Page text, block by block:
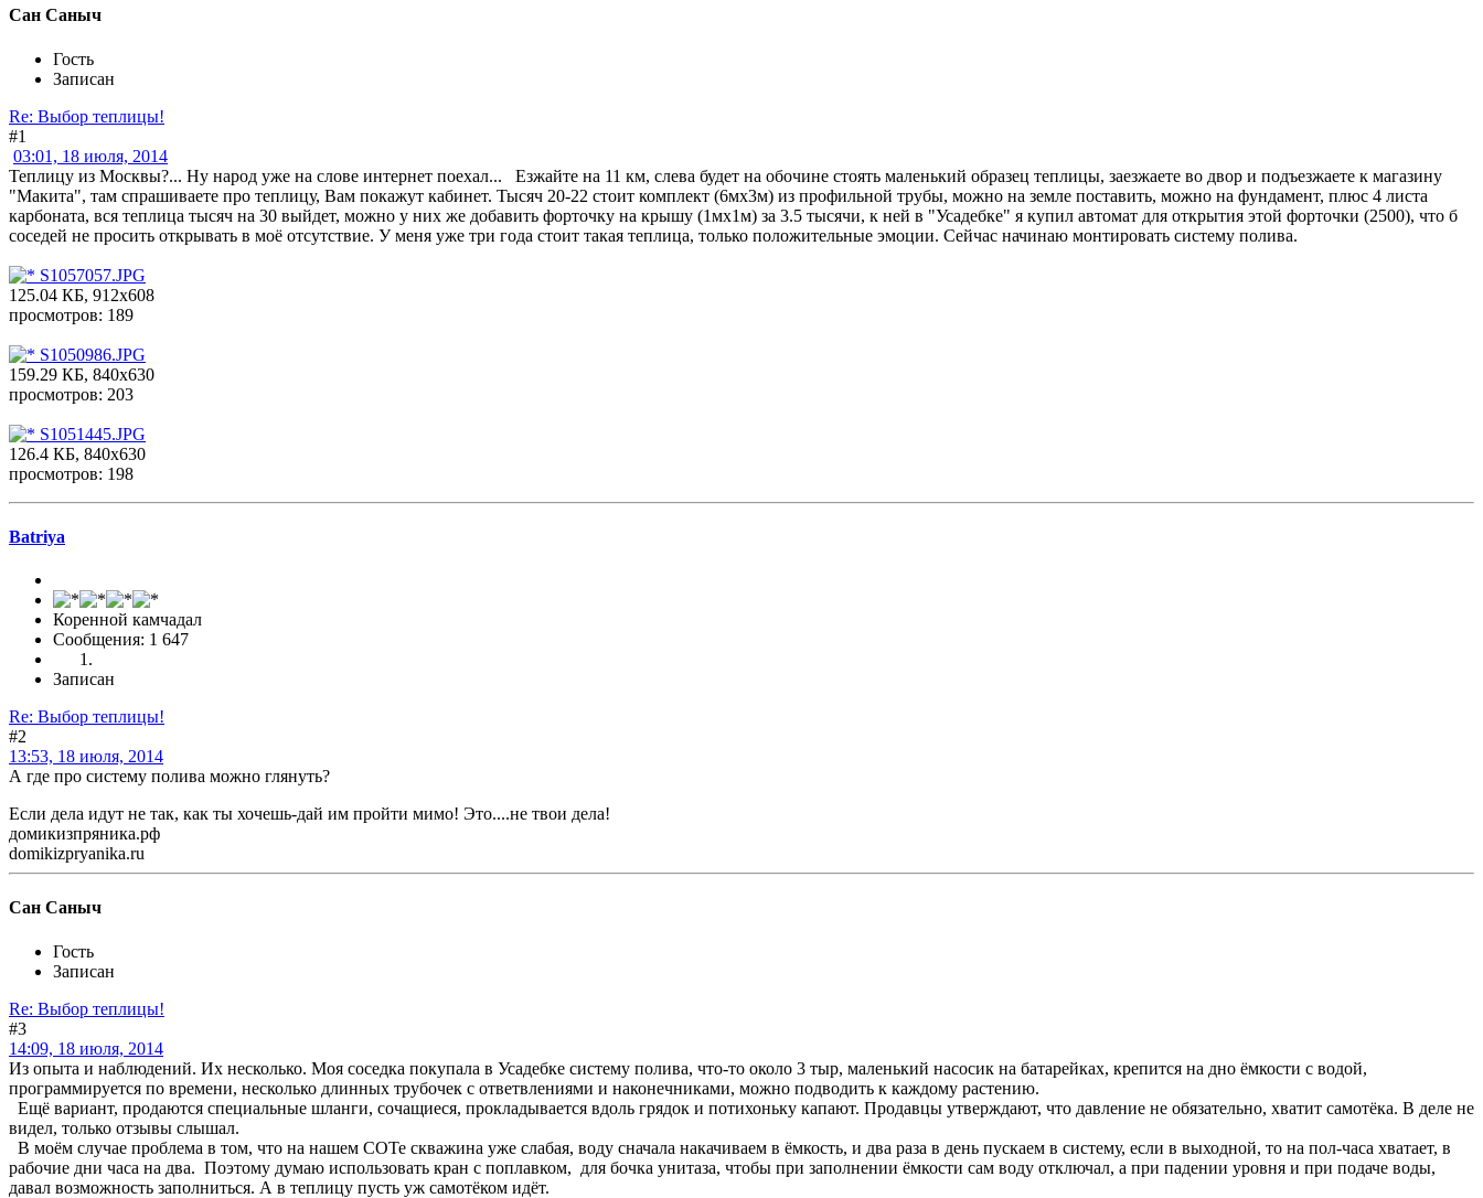
Сан Саныч
Гость
Записан
Re: Выбор теплицы!
#1
03:01, 18 июля, 2014
Теплицу из Москвы?... Ну народ уже на слове интернет поехал... Езжайте на 11 км, слева будет на обочине стоять маленький образец теплицы, заезжаете во двор и подъезжаете к магазину
"Макита", там спрашиваете про теплицу, Вам покажут кабинет. Тысяч 20-22 стоит комплект (6мх3м) из профильной трубы, можно на земле поставить, можно на фундамент, плюс 4 листа
карбоната, вся теплица тысяч на 30 выйдет, можно у них же добавить форточку на крышу (1мх1м) за 3.5 тысячи, к ней в "Усадебке" я купил автомат для открытия этой форточки (2500), что б
соседей не просить открывать в моё отсутствие. У меня уже три года стоит такая теплица, только положительные эмоции. Сейчас начинаю монтировать систему полива.
S1057057.JPG
125.04 КБ, 912x608
просмотров: 189
S1050986.JPG
159.29 КБ, 840x630
просмотров: 203
S1051445.JPG
126.4 КБ, 840x630
просмотров: 198
Batriya
Коренной камчадал
Сообщения: 1 647
Записан
Re: Выбор теплицы!
#2
13:53, 18 июля, 2014
А где про систему полива можно глянуть?
Если дела идут не так, как ты хочешь-дай им пройти мимо! Это....не твои дела!
домикизпряника.рф
domikizpryanika.ru
Сан Саныч
Гость
Записан
Re: Выбор теплицы!
#3
14:09, 18 июля, 2014
Из опыта и наблюдений. Их несколько. Моя соседка покупала в Усадебке систему полива, что-то около 3 тыр, маленький насосик на батарейках, крепится на дно ёмкости с водой,
программируется по времени, несколько длинных трубочек с ответвлениями и наконечниками, можно подводить к каждому растению.
Ещё вариант, продаются специальные шланги, сочащиеся, прокладывается вдоль грядок и потихоньку капают. Продавцы утверждают, что давление не обязательно, хватит самотёка. В деле не
видел, только отзывы слышал.
В моём случае проблема в том, что на нашем СОТе скважина уже слабая, воду сначала накачиваем в ёмкость, и два раза в день пускаем в систему, если в выходной, то на пол-часа хватает, в
рабочие дни часа на два. Поэтому думаю использовать кран с поплавком, для бочка унитаза, чтобы при заполнении ёмкости сам воду отключал, а при падении уровня и при подаче воды,
давал возможность заполниться. А в теплицу пусть уж самотёком идёт.